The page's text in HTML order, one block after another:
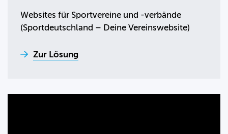
Websites für Sportvereine und -verbände
(Sportdeutschland – Deine Vereinswebsite)
Zur Lösung